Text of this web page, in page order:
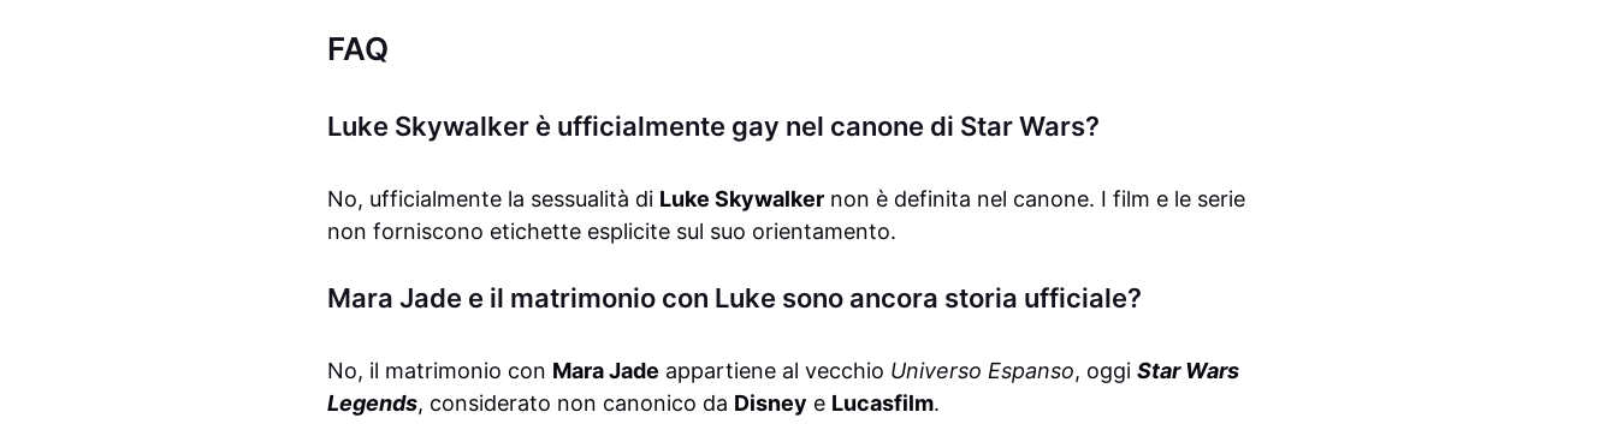
FAQ
Luke Skywalker è ufficialmente gay nel canone di Star Wars?
No, ufficialmente la sessualità di Luke Skywalker non è definita nel canone. I film e le serie
non forniscono etichette esplicite sul suo orientamento.
Mara Jade e il matrimonio con Luke sono ancora storia ufficiale?
No, il matrimonio con Mara Jade appartiene al vecchio Universo Espanso, oggi Star Wars
Legends, considerato non canonico da Disney e Lucasfilm.